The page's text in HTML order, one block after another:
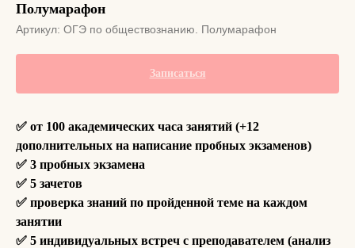
Полумарафон
Артикул: ОГЭ по обществознанию. Полумарафон
Записаться
✅ от 100 академических часа занятий (+12
дополнительных на написание пробных экзаменов)
✅ 3 пробных экзамена
✅ 5 зачетов
✅ проверка знаний по пройденной теме на каждом
занятии
✅ 5 индивидуальных встреч с преподавателем (анализ